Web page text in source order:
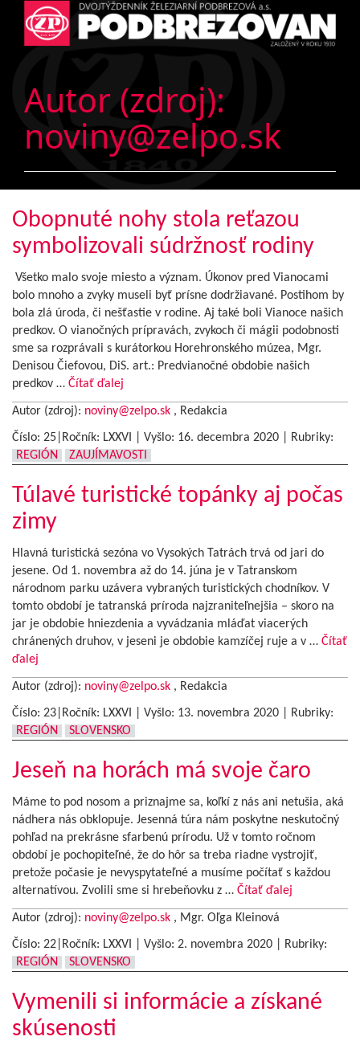
Autor (zdroj):
noviny@zelpo.sk
Obopnuté nohy stola reťazou
symbolizovali súdržnosť rodiny
Všetko malo svoje miesto a význam. Úkonov pred Vianocami
bolo mnoho a zvyky museli byť prísne dodržiavané. Postihom by
bola zlá úroda, či nešťastie v rodine. Aj také boli Vianoce našich
predkov. O vianočných prípravách, zvykoch či mágii podobnosti
sme sa rozprávali s kurátorkou Horehronského múzea, Mgr.
Denisou Čiefovou, DiS. art.: Predvianočné obdobie našich
predkov … Čítať ďalej
Autor (zdroj): noviny@zelpo.sk , Redakcia
Číslo: 25|Ročník: LXXVI | Vyšlo: 16. decembra 2020
Rubriky:
REGIÓN
ZAUJÍMAVOSTI
Túlavé turistické topánky aj počas
zimy
Hlavná turistická sezóna vo Vysokých Tatrách trvá od jari do
jesene. Od 1. novembra až do 14. júna je v Tatranskom
národnom parku uzávera vybraných turistických chodníkov. V
tomto období je tatranská príroda najzraniteľnejšia – skoro na
jar je obdobie hniezdenia a vyvádzania mláďat viacerých
chránených druhov, v jeseni je obdobie kamzíčej ruje a v … Čítať
ďalej
Autor (zdroj): noviny@zelpo.sk , Redakcia
Číslo: 23|Ročník: LXXVI | Vyšlo: 13. novembra 2020
Rubriky:
REGIÓN
SLOVENSKO
Jeseň na horách má svoje čaro
Máme to pod nosom a priznajme sa, koľkí z nás ani netušia, aká
nádhera nás obklopuje. Jesenná túra nám poskytne neskutočný
pohľad na prekrásne sfarbenú prírodu. Už v tomto ročnom
období je pochopiteľné, že do hôr sa treba riadne vystrojiť,
pretože počasie je nevyspytateľné a musíme počítať s každou
alternatívou. Zvolili sme si hrebeňovku z … Čítať ďalej
Autor (zdroj): noviny@zelpo.sk , Mgr. Oľga Kleinová
Číslo: 22|Ročník: LXXVI | Vyšlo: 2. novembra 2020
Rubriky:
REGIÓN
SLOVENSKO
Vymenili si informácie a získané
skúsenosti